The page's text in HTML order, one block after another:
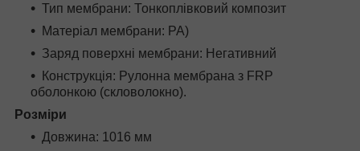
Тип мембрани: Тонкоплівковий композит
Матеріал мембрани: PA)
Заряд поверхні мембрани: Негативний
Конструкція: Рулонна мембрана з FRP
оболонкою (скловолокно).
Розміри
Довжина: 1016 мм